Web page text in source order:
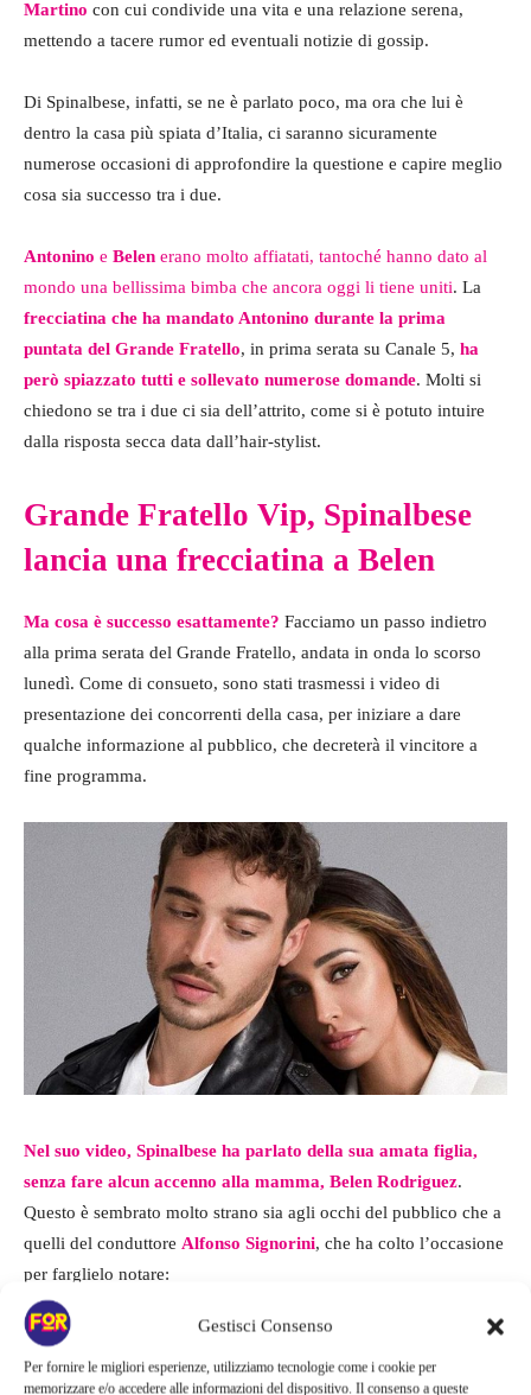
Gestisci Consenso
Per fornire le migliori esperienze, utilizziamo tecnologie come i cookie per
memorizzare e/o accedere alle informazioni del dispositivo. Il consenso a queste
Martino con cui condivide una vita e una relazione serena,
mettendo a tacere rumor ed eventuali notizie di gossip.
Di Spinalbese, infatti, se ne è parlato poco, ma ora che lui è
dentro la casa più spiata d’Italia, ci saranno sicuramente
numerose occasioni di approfondire la questione e capire meglio
cosa sia successo tra i due.
Antonino e Belen erano molto affiatati, tantoché hanno dato al
mondo una bellissima bimba che ancora oggi li tiene uniti. La
frecciatina che ha mandato Antonino durante la prima
puntata del Grande Fratello, in prima serata su Canale 5, ha
però spiazzato tutti e sollevato numerose domande. Molti si
chiedono se tra i due ci sia dell’attrito, come si è potuto intuire
dalla risposta secca data dall’hair-stylist.
Grande Fratello Vip, Spinalbese
lancia una frecciatina a Belen
Ma cosa è successo esattamente? Facciamo un passo indietro
alla prima serata del Grande Fratello, andata in onda lo scorso
lunedì. Come di consueto, sono stati trasmessi i video di
presentazione dei concorrenti della casa, per iniziare a dare
qualche informazione al pubblico, che decreterà il vincitore a
fine programma.
Nel suo video, Spinalbese ha parlato della sua amata figlia,
senza fare alcun accenno alla mamma, Belen Rodriguez.
Questo è sembrato molto strano sia agli occhi del pubblico che a
quelli del conduttore Alfonso Signorini, che ha colto l’occasione
per farglielo notare:
“Ho visto che non hai mai citato Belen, volutamente credo
. Ma
io ne approfitto perché lei ci sta guardando in questo momento,